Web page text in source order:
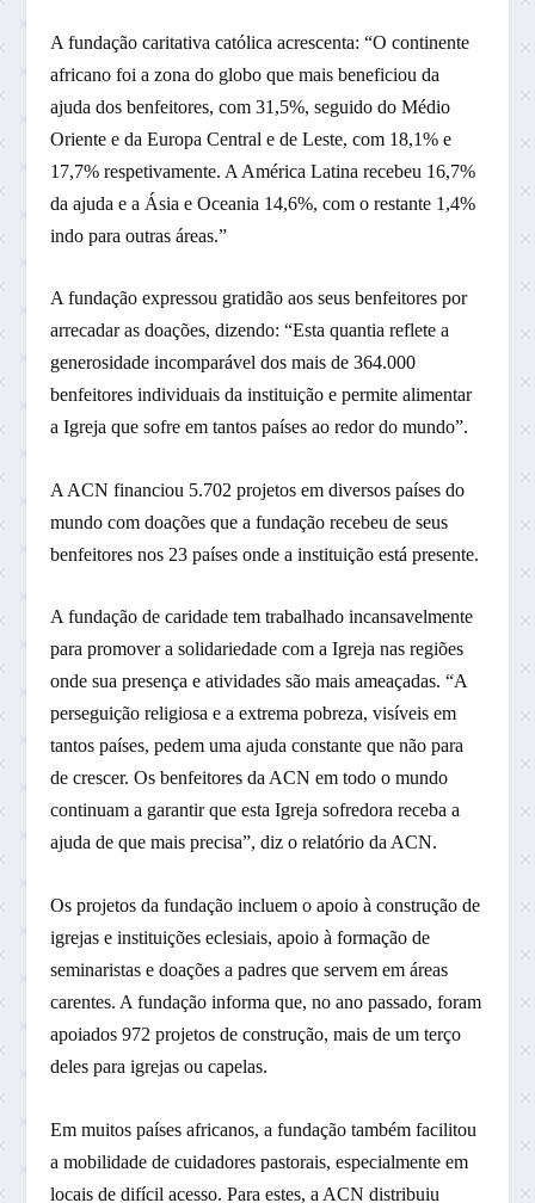
A fundação caritativa católica acrescenta: “O continente
africano foi a zona do globo que mais beneficiou da
ajuda dos benfeitores, com 31,5%, seguido do Médio
Oriente e da Europa Central e de Leste, com 18,1% e
17,7% respetivamente. A América Latina recebeu 16,7%
da ajuda e a Ásia e Oceania 14,6%, com o restante 1,4%
indo para outras áreas.”
A fundação expressou gratidão aos seus benfeitores por
arrecadar as doações, dizendo: “Esta quantia reflete a
generosidade incomparável dos mais de 364.000
benfeitores individuais da instituição e permite alimentar
a Igreja que sofre em tantos países ao redor do mundo”.
A ACN financiou 5.702 projetos em diversos países do
mundo com doações que a fundação recebeu de seus
benfeitores nos 23 países onde a instituição está presente.
A fundação de caridade tem trabalhado incansavelmente
para promover a solidariedade com a Igreja nas regiões
onde sua presença e atividades são mais ameaçadas. “A
perseguição religiosa e a extrema pobreza, visíveis em
tantos países, pedem uma ajuda constante que não para
de crescer. Os benfeitores da ACN em todo o mundo
continuam a garantir que esta Igreja sofredora receba a
ajuda de que mais precisa”, diz o relatório da ACN.
Os projetos da fundação incluem o apoio à construção de
igrejas e instituições eclesiais, apoio à formação de
seminaristas e doações a padres que servem em áreas
carentes. A fundação informa que, no ano passado, foram
apoiados 972 projetos de construção, mais de um terço
deles para igrejas ou capelas.
Em muitos países africanos, a fundação também facilitou
a mobilidade de cuidadores pastorais, especialmente em
locais de difícil acesso. Para estes, a ACN distribuiu